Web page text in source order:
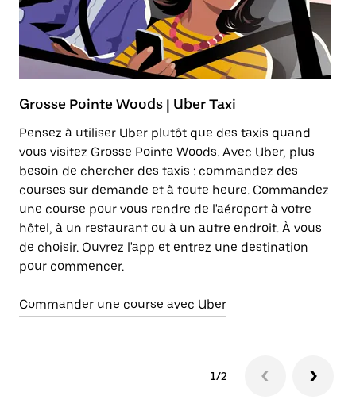
Grosse Pointe Woods | Uber Taxi
Pensez à utiliser Uber plutôt que des taxis quand
vous visitez Grosse Pointe Woods. Avec Uber, plus
besoin de chercher des taxis : commandez des
courses sur demande et à toute heure. Commandez
une course pour vous rendre de l'aéroport à votre
hôtel, à un restaurant ou à un autre endroit. À vous
de choisir. Ouvrez l'app et entrez une destination
pour commencer.
Commander une course avec Uber
1/2